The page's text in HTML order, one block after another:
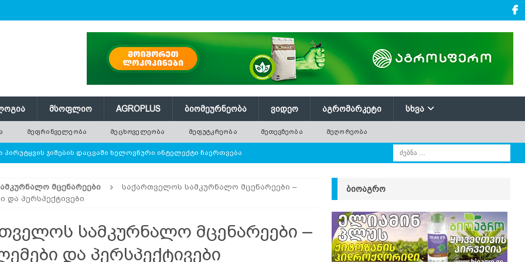
ᲛᲡᲝᲤᲚᲘᲝ AGROPLUS ᲑᲘᲝᲛᲔᲣᲠᲜᲔᲝᲑᲐ ᲕᲘᲓᲔᲝ ᲐᲒᲠᲝᲛᲐᲠᲙᲔᲢᲘ ᲡᲮᲕᲐ
ᲛᲔᲤᲠᲘᲜᲕᲔᲚᲔᲝᲑᲐ ᲛᲔᲪᲮᲝᲕᲔᲚᲔᲝᲑᲐ ᲛᲔᲤᲣᲢᲙᲠᲔᲝᲑᲐ ᲛᲔᲗᲔᲕᲖᲔᲝᲑᲐ ᲛᲔᲦᲝᲠᲔᲝᲑᲐ
ჯიშების დაცვაში ხელოვნური ინტელექტი ჩაერთვება
ახალი ნერგი — რატომ ვერ ანაცვლებს დარგვა
თავად არეგულირებს ᲢᲔᲥᲜᲝᲚᲝᲒᲘᲐ
ბოსტნეული, რომლის პოპულარობა მსოფლიოში სწრაფად
ᲛᲪᲔᲜᲐᲠᲔᲔᲑᲘ
საქართველოს სამკურნალო მცენარეები –
და პერსპექტივები
სამკურნალო მცენარეები –
და პერსპექტივები
ᲑᲘᲝᲐᲒᲠᲝ